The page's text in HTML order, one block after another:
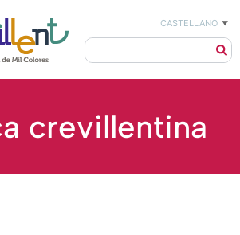
CASTELLANO ▼
crevillentina